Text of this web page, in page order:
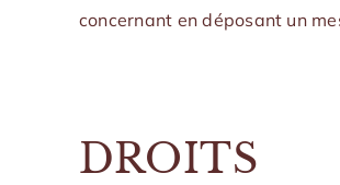
concernant en déposant un
DROITS